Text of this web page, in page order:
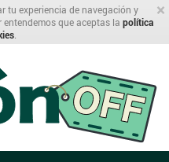
×
tu experiencia de navegación y
que aceptas la política